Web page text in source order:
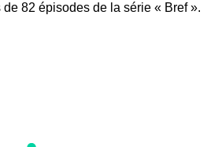
82 épisodes de la série « Bref ».